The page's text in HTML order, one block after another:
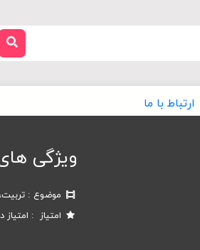
ارتباط با ما
ویژگی
موضوع
امتیاز
امتیاز